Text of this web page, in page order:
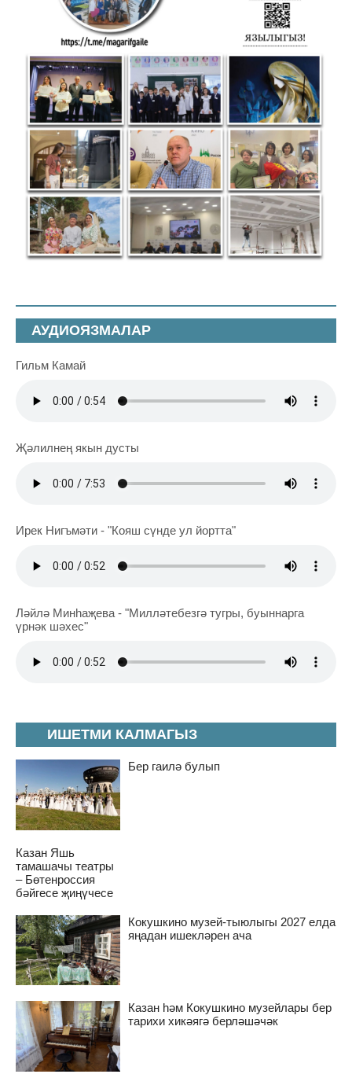
ИШЕТМИ КАЛМАГЫЗ
Бер гаилә булып
Казан Яшь
тамашачы театры
– Бөтенроссия
бәйгесе җиңүчесе
Кокушкино музей-тыюлыгы 2027 елда
яңадан ишекләрен ача
Казан һәм Кокушкино музейлары бер
тарихи хикәягә берләшәчәк
АУДИОЯЗМАЛАР
Гильм Камай
Җәлилнең якын дусты
Ирек Нигъмәти - "Кояш сүнде ул йортта"
Ләйлә Минһаҗева - "Милләтебезгә тугры, буыннарга
үрнәк шәхес"